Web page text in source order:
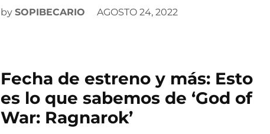
by SOPIBECARIO AGOSTO 24, 2022
Fecha de estreno y más: Esto
es lo que sabemos de ‘God of
War: Ragnarok’